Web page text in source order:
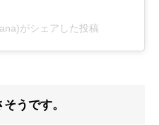
がシェアした投稿
うです。